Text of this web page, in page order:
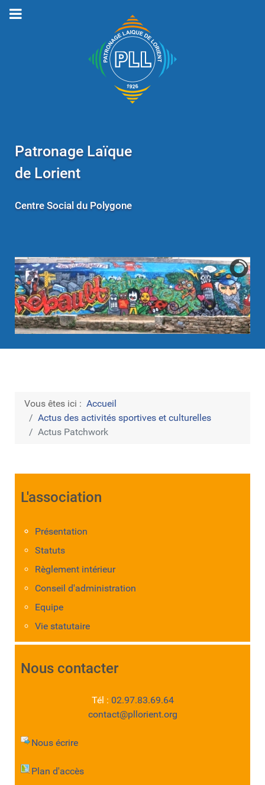
Patronage Laïque
de Lorient
Centre Social du Polygone
Vous êtes ici : Accueil
Actus des activités sportives et culturelles
Actus Patchwork
L'association
Présentation
Statuts
Règlement intérieur
Conseil d'administration
Equipe
Vie statutaire
Nous contacter
Tél : 02.97.83.69.64
contact@pllorient.org
Nous écrire
Plan d'accès